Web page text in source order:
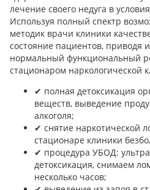
лечение своего недуга в
Используя полный спектр
методик врачи клиники
состояние пациентов, приводя
нормальный функциональный
стационаром наркологической
✔︎ полная детоксикация
веществ, выведение
алкоголя;
✔︎ снятие наркотической
стационаре клиники
✔︎ процедура УБОД:
детоксикация, снимаем
несколько часов;